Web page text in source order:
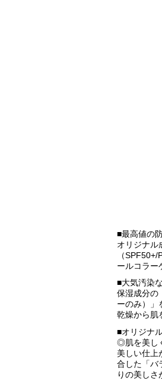
■最高値の
オリジナル
（
ールコラ
■大気汚染
保湿成分の
ーのみ）」
乾燥から肌
■オリジナ
◎肌を美し
美しい仕
合した「バ
りの美しさ